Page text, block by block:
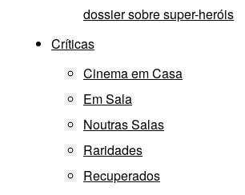
dossier sobre super-heróis
Críticas
Cinema em Casa
Em Sala
Noutras Salas
Raridades
Recuperados